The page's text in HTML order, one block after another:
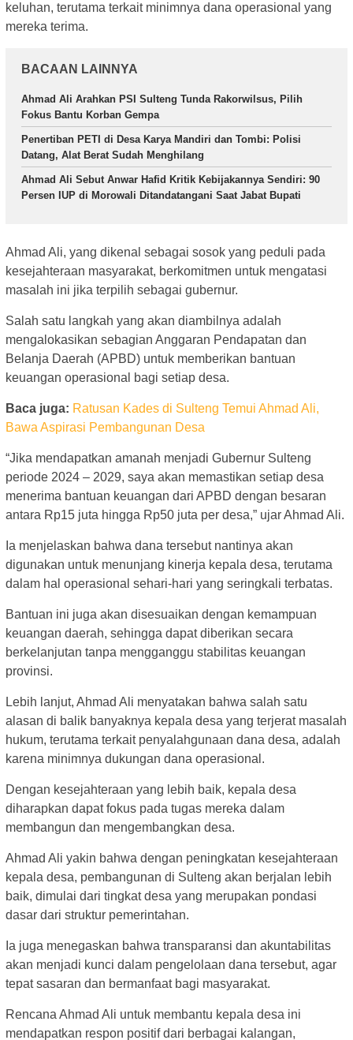
keluhan, terutama terkait minimnya dana operasional yang
mereka terima.
BACAAN LAINNYA
Ahmad Ali Arahkan PSI Sulteng Tunda Rakorwilsus, Pilih
Fokus Bantu Korban Gempa
Penertiban PETI di Desa Karya Mandiri dan Tombi: Polisi
Datang, Alat Berat Sudah Menghilang
Ahmad Ali Sebut Anwar Hafid Kritik Kebijakannya Sendiri: 90
Persen IUP di Morowali Ditandatangani Saat Jabat Bupati
Ahmad Ali, yang dikenal sebagai sosok yang peduli pada
kesejahteraan masyarakat, berkomitmen untuk mengatasi
masalah ini jika terpilih sebagai gubernur.
Salah satu langkah yang akan diambilnya adalah
mengalokasikan sebagian Anggaran Pendapatan dan
Belanja Daerah (APBD) untuk memberikan bantuan
keuangan operasional bagi setiap desa.
Baca juga: Ratusan Kades di Sulteng Temui Ahmad Ali,
Bawa Aspirasi Pembangunan Desa
“Jika mendapatkan amanah menjadi Gubernur Sulteng
periode 2024 – 2029, saya akan memastikan setiap desa
menerima bantuan keuangan dari APBD dengan besaran
antara Rp15 juta hingga Rp50 juta per desa,” ujar Ahmad Ali.
Ia menjelaskan bahwa dana tersebut nantinya akan
digunakan untuk menunjang kinerja kepala desa, terutama
dalam hal operasional sehari-hari yang seringkali terbatas.
Bantuan ini juga akan disesuaikan dengan kemampuan
keuangan daerah, sehingga dapat diberikan secara
berkelanjutan tanpa mengganggu stabilitas keuangan
provinsi.
Lebih lanjut, Ahmad Ali menyatakan bahwa salah satu
alasan di balik banyaknya kepala desa yang terjerat masalah
hukum, terutama terkait penyalahgunaan dana desa, adalah
karena minimnya dukungan dana operasional.
Dengan kesejahteraan yang lebih baik, kepala desa
diharapkan dapat fokus pada tugas mereka dalam
membangun dan mengembangkan desa.
Ahmad Ali yakin bahwa dengan peningkatan kesejahteraan
kepala desa, pembangunan di Sulteng akan berjalan lebih
baik, dimulai dari tingkat desa yang merupakan pondasi
dasar dari struktur pemerintahan.
Ia juga menegaskan bahwa transparansi dan akuntabilitas
akan menjadi kunci dalam pengelolaan dana tersebut, agar
tepat sasaran dan bermanfaat bagi masyarakat.
Rencana Ahmad Ali untuk membantu kepala desa ini
mendapatkan respon positif dari berbagai kalangan,